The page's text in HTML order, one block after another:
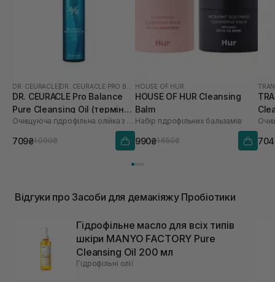
DR. CEURACLE
DR. CEURACLE Pro Balance
Pure Cleansing Oil (термін
до 01.27р.) 155 мл
Очищуюча гідрофільна олійка з пробіотиками
709₴1 090₴
HOUSE OF HUR
HOUSE OF HUR Cleansing
Balm
Набір гідрофільних бальзамів
990₴1 650₴
Відгуки про Засоби для демакіяжу Пробіотики
Гідрофільне масло для всіх типів
шкіри MANYO FACTORY Pure
Cleansing Oil 200 мл
Гідрофільні олії